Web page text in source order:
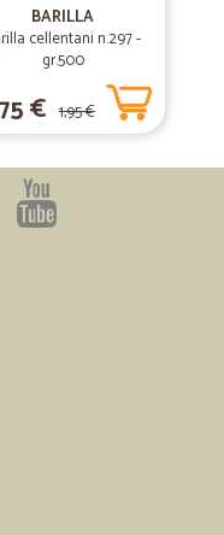
01/04/2019
BARILLA
cellentani n.297 -
gr.500
€ 1,95 €